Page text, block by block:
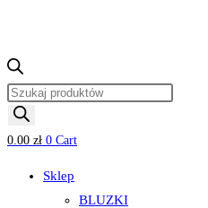
Wyszukiwarka
produktów
0.00 zł 0 Cart
Sklep
BLUZKI